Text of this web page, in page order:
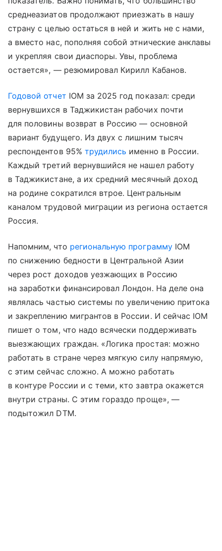
среднеазиатов продолжают приезжать в нашу
страну с целью остаться в ней и жить не с нами,
а вместо нас, пополняя собой этнические анклавы
и укрепляя свои диаспоры. Увы, проблема
остается», — резюмировал Кирилл Кабанов.
Годовой отчет IOM за 2025 год показал: среди
вернувшихся в Таджикистан рабочих почти
для половины возврат в Россию — основной
вариант будущего. Из двух с лишним тысяч
респондентов 95% трудились именно в России.
Каждый третий вернувшийся не нашел работу
в Таджикистане, а их средний месячный доход
на родине сократился втрое. Центральным
каналом трудовой миграции из региона остается
Россия.
Напомним, что региональную программуIOM
по снижению бедности в Центральной Азии
через рост доходов уезжающих в Россию
на заработки финансировал Лондон. На деле она
являлась частью системы по увеличению притока
и закреплению мигрантов в России. И сейчас IOM
пишет о том, что надо всячески поддерживать
выезжающих граждан. «Логика простая: можно
работать в стране через мягкую силу напрямую,
с этим сейчас сложно. А можно работать
в контуре России и с теми, кто завтра окажется
внутри страны. С этим гораздо проще», —
подытожил DTM.